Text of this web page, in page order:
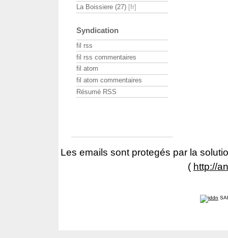
La Boissiere (27)
Syndication
fil rss
fil rss commentaires
fil atom
fil atom commentaires
Résumé RSS
Les emails sont protegés par la
( http://